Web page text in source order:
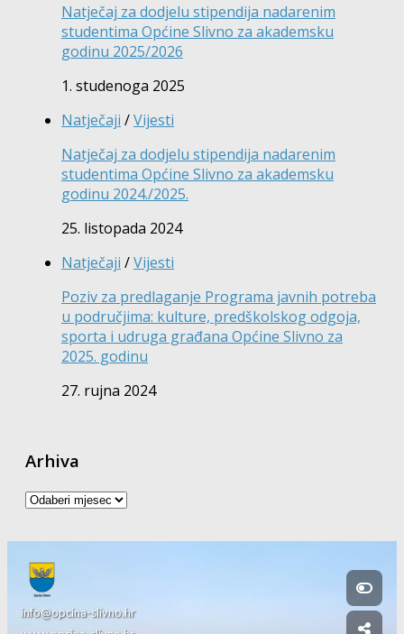
Natječaj za dodjelu stipendija nadarenim
studentima Općine Slivno za akademsku
godinu 2025/2026
1. studenoga 2025
Natječaji /Vijesti
Natječaj za dodjelu stipendija nadarenim
studentima Općine Slivno za akademsku
godinu 2024./2025.
25. listopada 2024
Natječaji /Vijesti
Poziv za predlaganje Programa javnih potreba
u područjima: kulture, predškolskog odgoja,
sporta i udruga građana Općine Slivno za
2025. godinu
27. rujna 2024
Arhiva
Arhiva